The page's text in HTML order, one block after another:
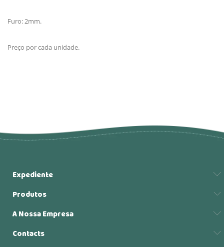
Furo: 2mm.
Preço por cada unidade.
Expediente
Produtos
A Nossa Empresa
Contacts